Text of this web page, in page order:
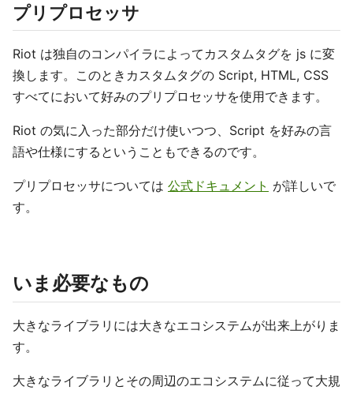
プリプロセッサ
Riot は独自のコンパイラによってカスタムタグを js に変
換します。このときカスタムタグの Script, HTML, CSS
すべてにおいて好みのプリプロセッサを使用できます。
Riot の気に入った部分だけ使いつつ、Script を好みの言
語や仕様にするということもできるのです。
プリプロセッサについては 公式ドキュメント が詳しいで
す。
いま必要なもの
大きなライブラリには大きなエコシステムが出来上がりま
す。
大きなライブラリとその周辺のエコシステムに従って大規